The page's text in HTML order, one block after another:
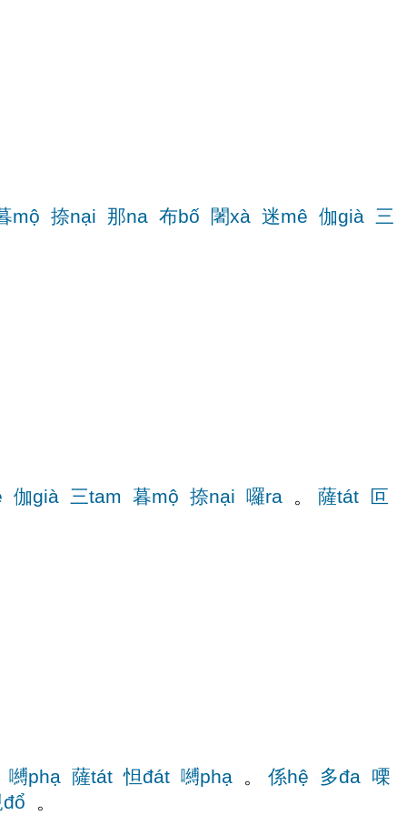
mộ 捺nại 那na 布bố 闍xà 迷mê 伽già 三
伽già 三tam 暮mộ 捺nại 囉ra 。 薩tát
叵
嚩phạ 薩tát 怛đát 嚩phạ 。 係hệ 多đa 㗚
。